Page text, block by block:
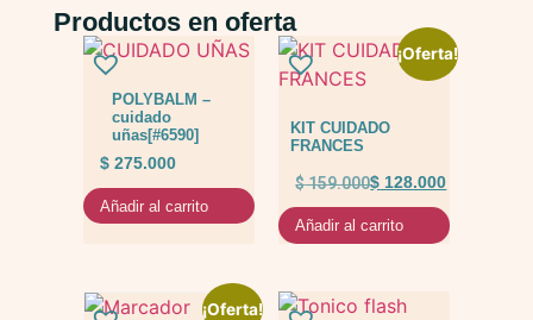
Productos en oferta
POLYBALM –
cuidado
uñas[#6590]
$ 275.000
Añadir al carrito
¡Oferta!
KIT CUIDADO
FRANCES
$159.000$ 128.000
Añadir al carrito
¡Oferta!